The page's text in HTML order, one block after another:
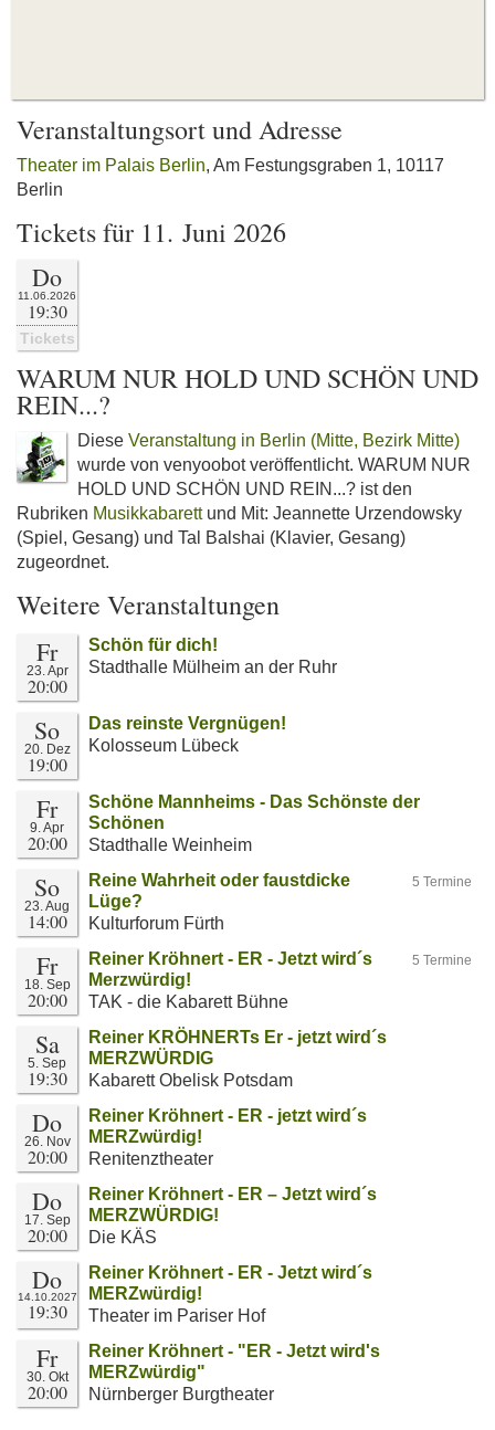
Veranstaltungsort und Adresse
Theater im Palais Berlin, Am Festungsgraben 1, 10117
Berlin
Tickets für 11. Juni 2026
Do
11.06.2026
19:30
Tickets
WARUM NUR HOLD UND SCHÖN UND
REIN...?
Diese Veranstaltung in Berlin (Mitte, Bezirk Mitte)
wurde von venyoobot veröffentlicht. WARUM NUR
HOLD UND SCHÖN UND REIN...? ist den
Rubriken Musikkabarettund Mit: Jeannette Urzendowsky
(Spiel, Gesang) und Tal Balshai (Klavier, Gesang)
zugeordnet.
Weitere Veranstaltungen
Fr
23. Apr
20:00
Schön für dich!
Stadthalle Mülheim an der Ruhr
So
20. Dez
19:00
Das reinste Vergnügen!
Kolosseum Lübeck
Fr
9. Apr
20:00
Schöne Mannheims - Das Schönste der
Schönen
Stadthalle Weinheim
So
23. Aug
14:00
5 Termine
Reine Wahrheit oder faustdicke
Lüge?
Kulturforum Fürth
Fr
18. Sep
20:00
5 Termine
Reiner Kröhnert - ER - Jetzt wird´s
Merzwürdig!
TAK - die Kabarett Bühne
Sa
5. Sep
19:30
Reiner KRÖHNERTs Er - jetzt wird´s
MERZWÜRDIG
Kabarett Obelisk Potsdam
Do
26. Nov
20:00
Reiner Kröhnert - ER - jetzt wird´s
MERZwürdig!
Renitenztheater
Do
17. Sep
20:00
Reiner Kröhnert - ER – Jetzt wird´s
MERZWÜRDIG!
Die KÄS
Do
14.10.2027
19:30
Reiner Kröhnert - ER - Jetzt wird´s
MERZwürdig!
Theater im Pariser Hof
Fr
30. Okt
20:00
Reiner Kröhnert - "ER - Jetzt wird's
MERZwürdig"
Nürnberger Burgtheater